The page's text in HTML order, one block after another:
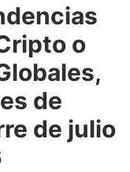
o
de
de julio